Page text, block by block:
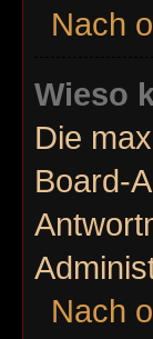
Nach
Wieso
Die
Board-
Nach